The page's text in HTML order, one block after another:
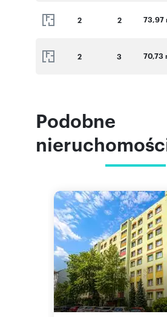
2 2 73,97
2 3 70,73
Podobne